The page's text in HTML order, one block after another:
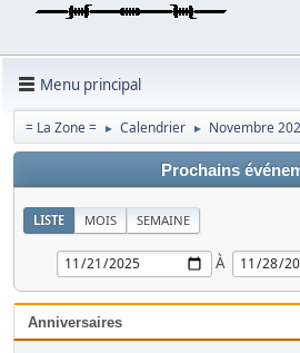
Menu principal
= La Zone = ► Calendrier ► Novembre
Prochains
LISTE MOIS SEMAINE
À
Anniversaires